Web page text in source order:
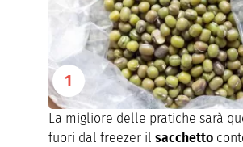
La migliore delle pratiche sarà
fuori dal freezer il sacchetto